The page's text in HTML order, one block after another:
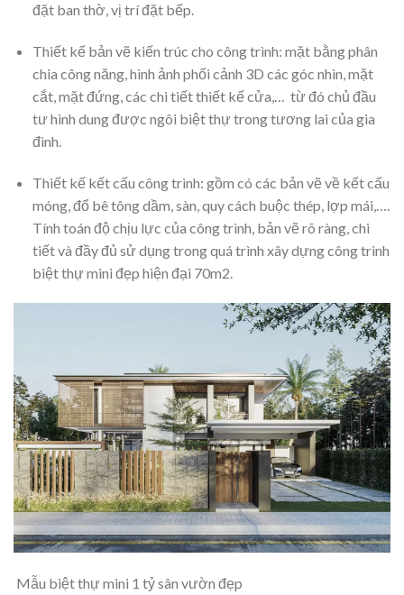
đặt ban thờ, vị trí đặt bếp.
Thiết kế bản vẽ kiến trúc cho công trình: mặt bằng phân
chia công năng, hình ảnh phối cảnh 3D các góc nhìn, mặt
cắt, mặt đứng, các chi tiết thiết kế cửa,… từ đó chủ đầu
tư hình dung được ngôi biệt thự trong tương lai của gia
đình.
Thiết kế kết cấu công trình: gồm có các bản vẽ về kết cấu
móng, đổ bê tông dầm, sàn, quy cách buộc thép, lợp mái,….
Tính toán độ chịu lực của công trình, bản vẽ rõ ràng, chi
tiết và đầy đủ sử dụng trong quá trình xây dựng công trình
biệt thự mini đẹp hiện đại 70m2.
Mẫu biệt thự mini 1 tỷ sân vườn đẹp